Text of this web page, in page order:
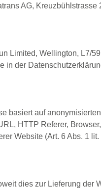
AG, Kreuzbühlstrasse
Limited, Wellington, L7/
in der
basiert auf
HTTP Referer,
Website (Art. 6 Abs. 1 lit.
dies zur Lieferung der